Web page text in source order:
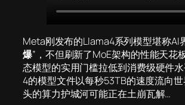
Meta刚发布的Llama4系列模型堪称AI
爆”，不但刷新了MoE架构的性能天花
态模型的实用门槛拉低到消费级硬件
4的模型文件以每秒53TB的速度流向
头的算力护城河可能正在土崩瓦解…